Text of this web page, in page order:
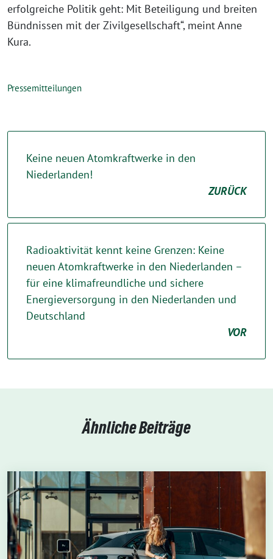
erfolgreiche Politik geht: Mit Beteiligung und breiten
Bündnissen mit der Zivilgesellschaft“, meint Anne
Kura.
Pressemitteilungen
Keine neuen Atomkraftwerke in den
Niederlanden!
ZURÜCK
Radioaktivität kennt keine Grenzen: Keine
neuen Atomkraftwerke in den Niederlanden –
für eine klimafreundliche und sichere
Energieversorgung in den Niederlanden und
Deutschland
VOR
Ähnliche Beiträge